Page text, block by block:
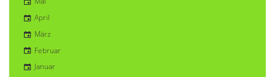
April
März
Februar
Januar